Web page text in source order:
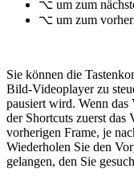
⌥ um zum
⌥ um zum
Sie können die
Bild-Videoplayer zu
pausiert wird. Wenn das
der Shortcuts zuerst das
vorherigen Frame, je
Wiederholen Sie den
gelangen, den Sie